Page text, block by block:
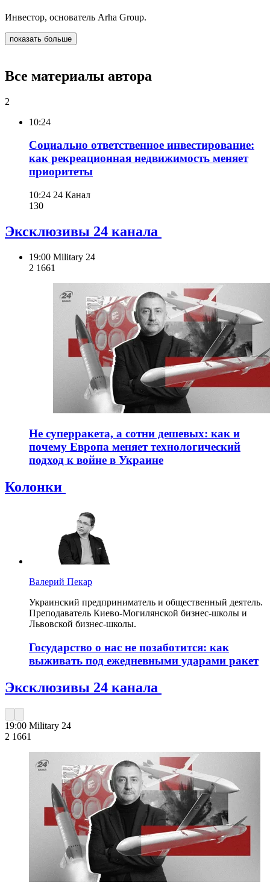
Инвестор, основатель Arha Group.
показать больше
Все материалы автора
2
10:24
Социально ответственное инвестирование:
как рекреационная недвижимость меняет
приоритеты
10:24 24 Канал
130
Эксклюзивы 24 канала
19:00 Military 24
2 1661
Не суперракета, а сотни дешевых: как и
почему Европа меняет технологический
подход к войне в Украине
Колонки
Валерий Пекар
Украинский предприниматель и общественный деятель.
Преподаватель Киево-Могилянской бизнес-школы и
Львовской бизнес-школы.
Государство о нас не позаботится: как
выживать под ежедневными ударами ракет
Эксклюзивы 24 канала
19:00 Military 24
2 1661